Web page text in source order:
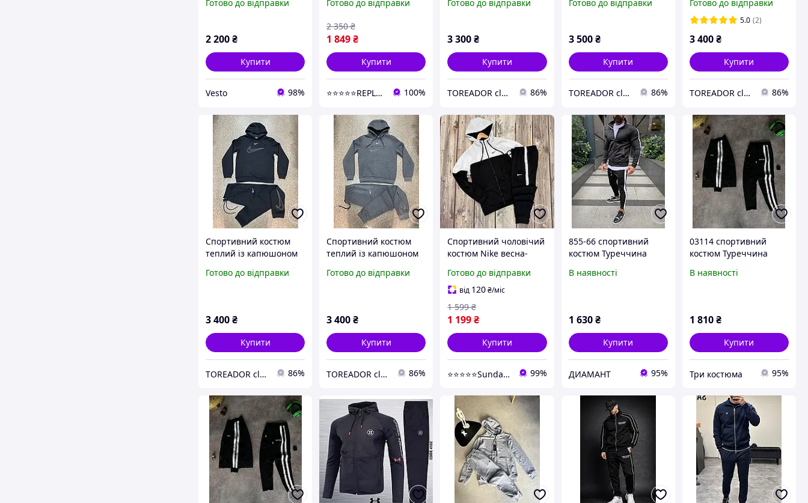
Спортивний костюм
штани
Готово до відправки
2 200₴
Купити
Vesto 98%
Готово до відправки
1 849₴
2 350 ₴
Купити
⭐⭐⭐⭐⭐REPLICANT.COM.UA - чоловіче та жіноче взуття, якісний чоловічий турецький одяг 100%
петля Туреччина
Готово до відправки
3 300₴
Купити
TOREADOR clothes for men 86%
Готово до відправки
3 500 ₴
Купити
TOREADOR clothes for men 86%
Готово до відправки
5.0 (2)
3 400₴
Купити
TOREADOR clothes for men 86%
Спортивний костюм
теплий із капюшоном
Готово до відправки
3 400₴
Купити
TOREADOR clothes for men 86%
Спортивний костюм
теплий із капюшоном
Готово до відправки
3 400₴
Купити
TOREADOR clothes for men 86%
Спортивний чоловічий
костюм Nike весна-
повсякденний з
дайвінгу з капюшоном
Туреччина. Живе фото
Готово до відправки
від 120₴/міс
1 199₴
1 599 ₴
Купити
⭐⭐⭐⭐⭐Sunday Market - взуття та одяг на ваш смак 99%
855-66 спортивний
костюм Туреччина
В наявності
1 630 ₴
Купити
ДИАМАНТ 95%
03114 спортивний
костюм Туреччина
В наявності
1 810₴
Купити
Три костюма 95%